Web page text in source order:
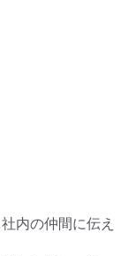
内の仲間に伝え